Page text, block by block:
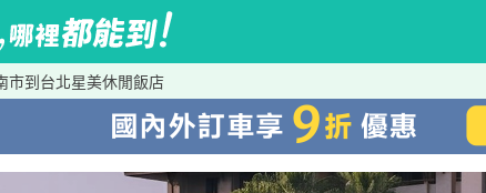
市到台北星美休閒飯店